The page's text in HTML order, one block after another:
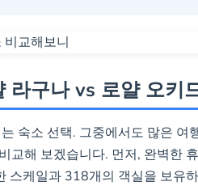
라구나 vs 로얄 오키
숙소 선택. 그중에서도 많은
교해 보겠습니다. 먼저, 완벽한
스케일과 318개의 객실을 보유